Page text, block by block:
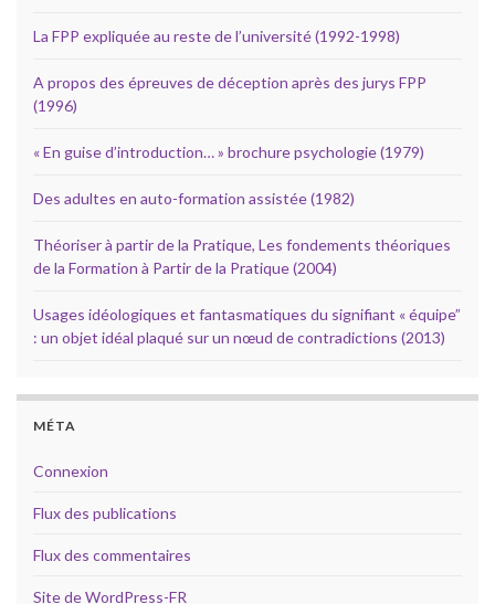
La FPP expliquée au reste de l’université (1992-1998)
A propos des épreuves de déception après des jurys FPP
(1996)
« En guise d’introduction… » brochure psychologie (1979)
Des adultes en auto-formation assistée (1982)
Théoriser à partir de la Pratique, Les fondements théoriques
de la Formation à Partir de la Pratique (2004)
Usages idéologiques et fantasmatiques du signifiant « équipe”
: un objet idéal plaqué sur un nœud de contradictions (2013)
MÉTA
Connexion
Flux des publications
Flux des commentaires
Site de WordPress-FR